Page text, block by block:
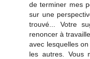
de terminer mes
sur une
trouvé... Votre
renoncer à
avec lesquelles
les autres. Vous